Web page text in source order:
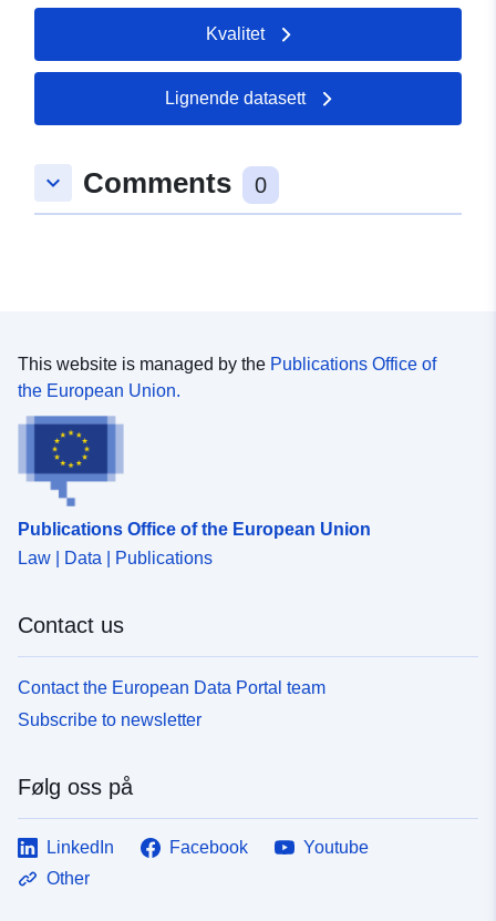
Kvalitet
Lignende datasett
keyboard_arrow_down Comments 0
This website is managed by the Publications Office of
the European Union.
Publications Office of the European Union
Law | Data | Publications
Contact us
Contact the European Data Portal team
Subscribe to newsletter
Følg oss på
LinkedIn Facebook
Youtube
Other